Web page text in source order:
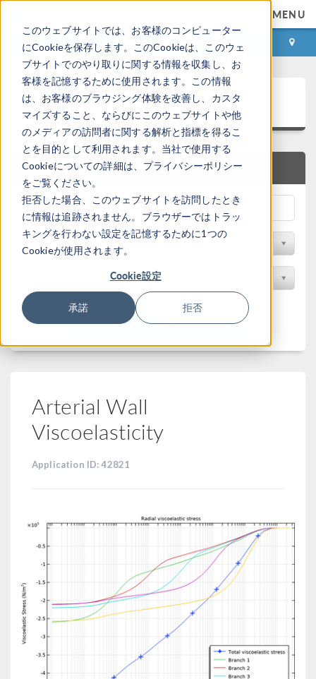
このウェブサイトでは、お客様のコンピューター
にCookieを保存します。このCookieは、このウェ
ブサイトでのやり取りに関する情報を収集し、お
客様を記憶するために使用されます。この情報
は、お客様のブラウジング体験を改善し、カスタ
マイズすること、ならびにこのウェブサイトや他
のメディアの訪問者に関する解析と指標を得るこ
とを目的として利用されます。当社で使用する
Cookieについての詳細は、プライバシーポリシー
をご覧ください。
拒否した場合、このウェブサイトを訪問したとき
に情報は追跡されません。ブラウザーではトラッ
キングを行わない設定を記憶するために1つの
Cookieが使用されます。
Cookie設定
承諾 拒否
MENU
ログイン お問い合わせ
アプリケーションギャラリ
クイック検索
分野でフィルター
フィルター
Arterial Wall
Viscoelasticity
Application ID: 42821